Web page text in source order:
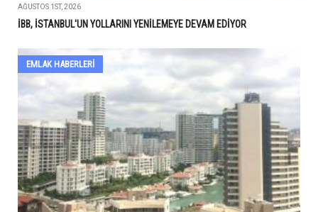
AĞUSTOS 1ST, 2026
İBB, İSTANBUL'UN YOLLARINI YENİLEMEYE DEVAM EDİYOR
EMLAK HABERLERI